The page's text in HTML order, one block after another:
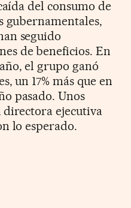
del consumo de
gubernamentales,
seguido
de beneficios. En
el grupo ganó
un 17% más que en
pasado. Unos
directora ejecutiva
lo esperado.